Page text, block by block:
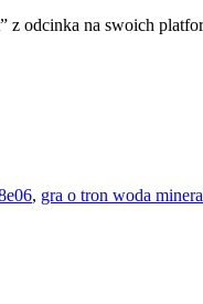
z odcinka na swoich
, gra o tron woda